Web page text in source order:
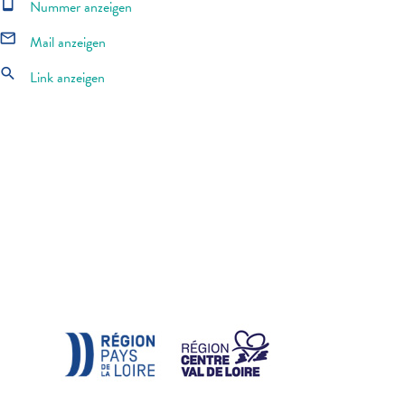
Nummer anzeigen
mail_outline Mail anzeigen
search Link anzeigen